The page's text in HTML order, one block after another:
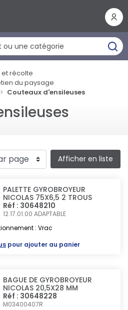
récolte
du paysage
Couteaux d'ensileuses
Afficher en liste
PALETTE GYROBROYEUR
NICOLAS 75X6,5 2 TROUS
Réf : 30648210
12.17.01.00ADAPTABLE
: Vrac
pour ajouter au panier
BAGUE DE GYROBROYEUR
NICOLAS 20,5X28 MM
Réf : 30648228
M03400407R